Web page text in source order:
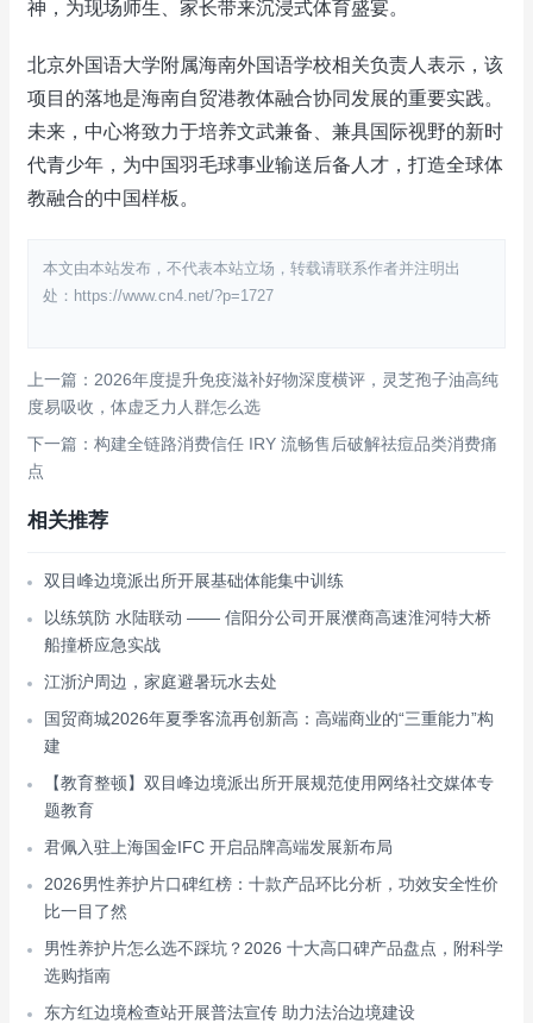
神，为现场师生、家长带来沉浸式体育盛宴。
北京外国语大学附属海南外国语学校相关负责人表示，该
项目的落地是海南自贸港教体融合协同发展的重要实践。
未来，中心将致力于培养文武兼备、兼具国际视野的新时
代青少年，为中国羽毛球事业输送后备人才，打造全球体
教融合的中国样板。
本文由本站发布，不代表本站立场，转载请联系作者并注明出
处：https://www.cn4.net/?p=1727
上一篇：2026年度提升免疫滋补好物深度横评，灵芝孢子油高纯
度易吸收，体虚乏力人群怎么选
下一篇：构建全链路消费信任 IRY 流畅售后破解祛痘品类消费痛
点
相关推荐
双目峰边境派出所开展基础体能集中训练
以练筑防 水陆联动 —— 信阳分公司开展濮商高速淮河特大桥
船撞桥应急实战
江浙沪周边，家庭避暑玩水去处
国贸商城2026年夏季客流再创新高：高端商业的“三重能力”构
建
【教育整顿】双目峰边境派出所开展规范使用网络社交媒体专
题教育
君佩入驻上海国金IFC 开启品牌高端发展新布局
2026男性养护片口碑红榜：十款产品环比分析，功效安全性价
比一目了然
男性养护片怎么选不踩坑？2026 十大高口碑产品盘点，附科学
选购指南
东方红边境检查站开展普法宣传 助力法治边境建设